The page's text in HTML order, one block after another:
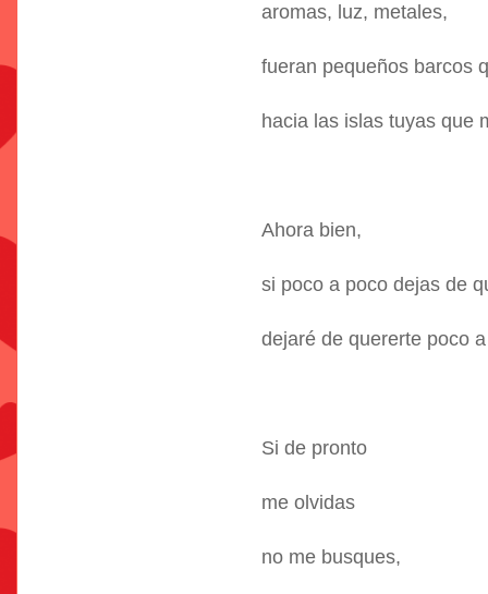
aromas, luz, metales,
fueran pequeños barcos
hacia las islas tuyas que
Ahora bien,
si poco a poco dejas de
dejaré de quererte poco
Si de pronto
me olvidas
no me busques,